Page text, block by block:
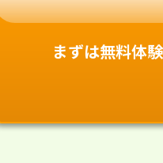
まずは無料体験